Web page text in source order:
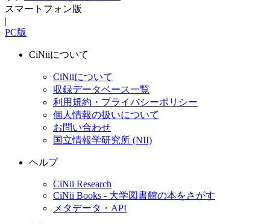
スマートフォン版
|
PC版
CiNiiについて
CiNiiについて
収録データベース一覧
利用規約・プライバシーポリシー
個人情報の扱いについて
お問い合わせ
国立情報学研究所 (NII)
ヘルプ
CiNii Research
CiNii Books - 大学図書館の本をさがす
メタデータ・API